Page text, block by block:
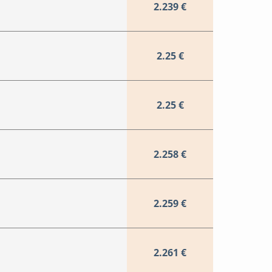
2.239 €
2.25 €
2.25 €
2.258 €
2.259 €
2.261 €